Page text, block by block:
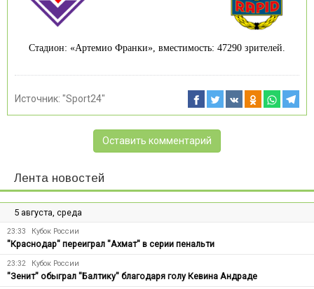
Стадион: «Артемио Франки», вместимость: 47290 зрителей.
Источник: "Sport24"
Оставить комментарий
Лента новостей
5 августа, среда
23:33 Кубок России
"Краснодар" переиграл "Ахмат" в серии пенальти
23:32 Кубок России
"Зенит" обыграл "Балтику" благодаря голу Кевина Андраде